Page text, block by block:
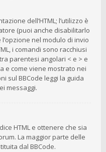
dell’HTML; l’utilizzo è
(puoi anche disabilitarlo
nel modulo di invio
i comandi sono racchiusi
parentesi angolari < e > e
e come viene mostrato nei
sul BBCode leggi la guida
messaggi.
HTML e ottenere che sia
La maggior parte delle
dal BBCode.